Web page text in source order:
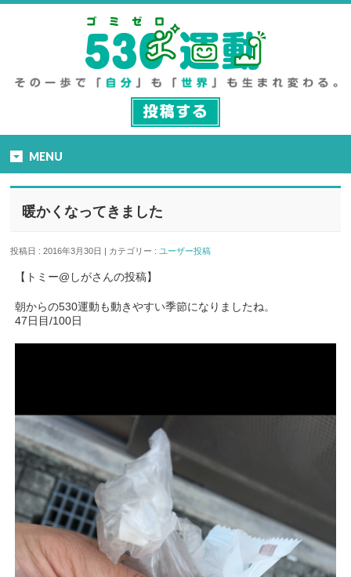
MENU
暖かくなってきました
投稿日 : 2016年3月30日 | カテゴリー :ユーザー投稿
【トミー@しがさんの投稿】
朝からの530運動も動きやすい季節になりましたね。
47日目/100日